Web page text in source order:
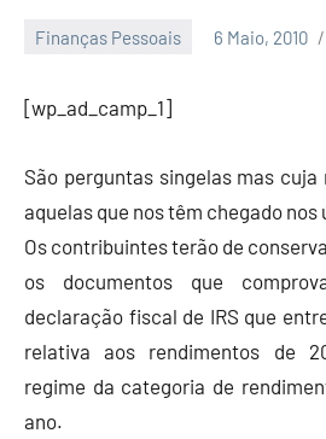
Finanças Pessoais 6 Maio, 2010
Economia
Finanças
[wp_ad_camp_1]
São perguntas singelas mas
aquelas que nos têm chegado nos
Os contribuintes terão de
os documentos que
declaração fiscal de IRS que
relativa aos rendimentos de
regime da categoria de
ano.